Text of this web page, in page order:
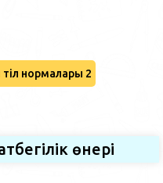
нормалары 2
өнері